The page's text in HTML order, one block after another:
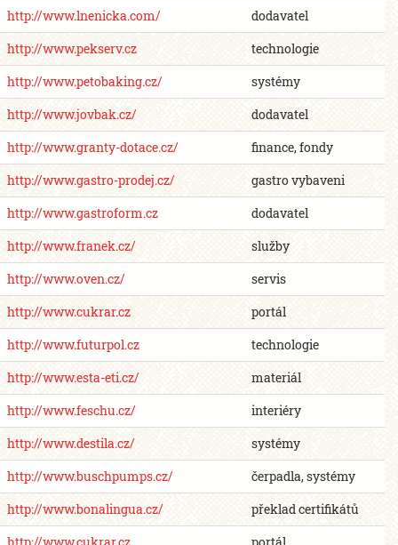
http://www.lnenicka.com/
dodavatel
http://www.pekserv.cz
technologie
http://www.petobaking.cz/
systémy
http://www.jovbak.cz/
dodavatel
http://www.granty-dotace.cz/
finance, fondy
http://www.gastro-prodej.cz/
gastro vybaveni
http://www.gastroform.cz
dodavatel
http://www.franek.cz/
služby
http://www.oven.cz/
servis
http://www.cukrar.cz
portál
http://www.futurpol.cz
technologie
http://www.esta-eti.cz/
materiál
http://www.feschu.cz/
interiéry
http://www.destila.cz/
systémy
http://www.buschpumps.cz/
čerpadla, systémy
http://www.bonalingua.cz/
překlad certifikátů